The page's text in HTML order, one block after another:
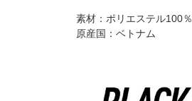
素材：ポリエステル100％
原産国：ベトナム